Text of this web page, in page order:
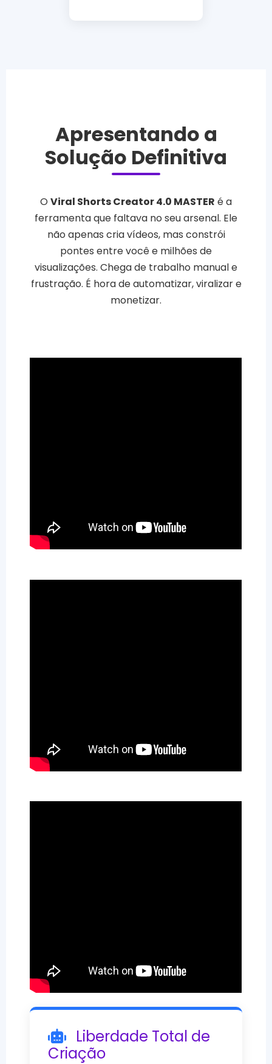
Apresentando a
Solução Definitiva
O Viral Shorts Creator 4.0 MASTER é a
ferramenta que faltava no seu arsenal. Ele
não apenas cria vídeos, mas constrói
pontes entre você e milhões de
visualizações. Chega de trabalho manual e
frustração. É hora de automatizar, viralizar e
monetizar.
Liberdade Total de
Criação